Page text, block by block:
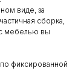
виде, за
сборка,
с мебелью вы
фиксированной